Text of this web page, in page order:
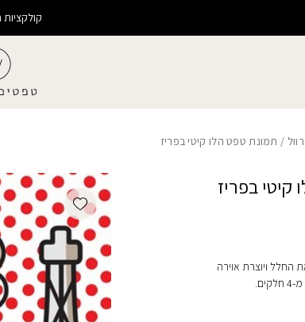
קולקציות
/ תמונת טפט הלו קיטי בפריז
בפריז
ויוצרת אוירה
Add wishlist